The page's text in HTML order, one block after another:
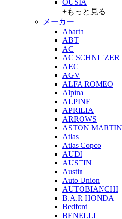
OUSIA
+もっと見る
メーカー
Abarth
ABT
AC
AC SCHNITZER
AEC
AGV
ALFA ROMEO
Alpina
ALPINE
APRILIA
ARROWS
ASTON MARTIN
Atlas
Atlas Copco
AUDI
AUSTIN
Austin
Auto Union
AUTOBIANCHI
B.A.R HONDA
Bedford
BENELLI